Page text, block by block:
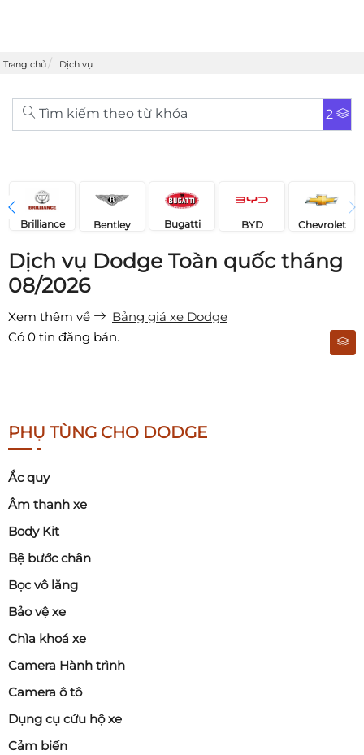
Trang chủ Dịch vụ
Tìm kiếm theo từ khóa 2
Brilliance Bentley Bugatti BYD Chevrolet
Dịch vụ Dodge Toàn quốc tháng
08/2026
Xem thêm về
Bảng giá xe Dodge
Có 0 tin đăng bán.
PHỤ TÙNG CHO DODGE
Ắc quy
Âm thanh xe
Body Kit
Bệ bước chân
Bọc vô lăng
Bảo vệ xe
Chìa khoá xe
Camera Hành trình
Camera ô tô
Dụng cụ cứu hộ xe
Cảm biến